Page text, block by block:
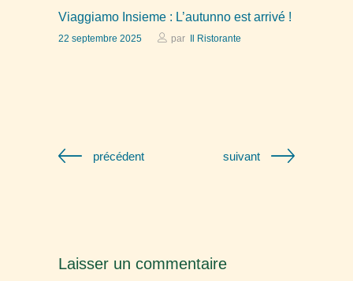
Viaggiamo Insieme : L’autunno est arrivé !
22 septembre 2025 par Il Ristorante
précédent suivant
Laisser un commentaire